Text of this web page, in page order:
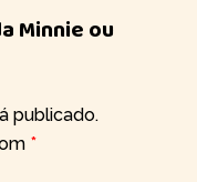
Minnie ou
publicado.
*